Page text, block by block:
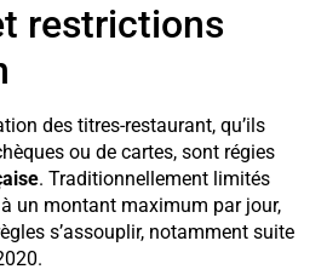
restrictions
des titres-restaurant, qu’ils
ou de cartes, sont régies
. Traditionnellement limités
un montant maximum par jour,
s’assouplir, notamment suite